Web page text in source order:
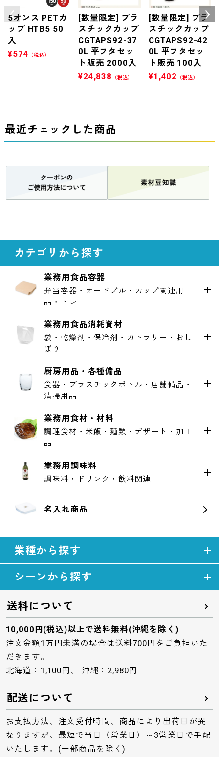
5オンス PETカ
ップ HTB5 50
入
¥574 （税込）
[数量限定] プラ
スチックカップ
CGTAPS92-37
0L 平フタセッ
ト販売 2000入
¥24,838 （税込）
[数量限定] プラ
スチックカップ
CGTAPS92-42
0L 平フタセッ
ト販売 100入
¥1,402 （税込）
最近チェックした商品
カテゴリから探す
業務用食品容器
弁当容器・オードブル・カップ関連用
品・トレー
業務用食品消耗資材
袋・乾燥剤・保冷剤・カトラリー・おし
ぼり
厨房用品・各種備品
食器・プラスチックボトル・店舗備品・
清掃用品
業務用食材・材料
調理食材・米飯・麺類・デザート・加工
品
業務用調味料
調味料・ドリンク・飲料関連
名入れ商品
業種から探す
シーンから探す
送料について
10,000円(税込)以上で送料無料(沖縄を除く)
注文金額1万円未満の場合は送料700円をご負担いた
だきます。
北海道：1,100円、 沖縄：2,980円
配送について
お支払方法、注文受付時間、商品により出荷日が異
なりますが、最短で当日（営業日）～3営業日で手配
いたします。(一部商品を除く)